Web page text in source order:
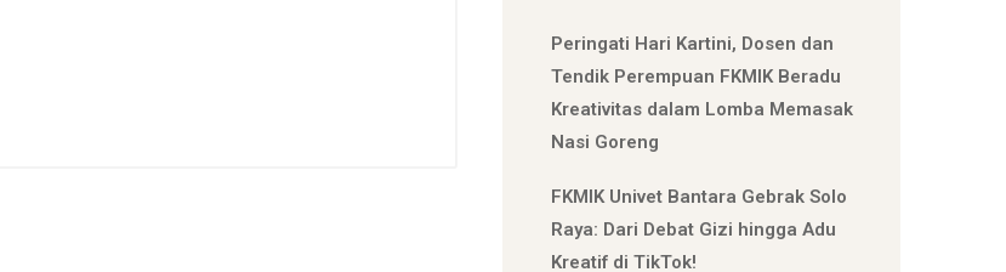
Peringati Hari Kartini, Dosen dan
Tendik Perempuan FKMIK Beradu
Kreativitas dalam Lomba Memasak
Nasi Goreng
FKMIK Univet Bantara Gebrak Solo
Raya: Dari Debat Gizi hingga Adu
Kreatif di TikTok!